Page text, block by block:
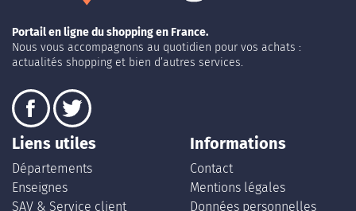
Portail en ligne du shopping en France.
Nous vous accompagnons au quotidien pour vos achats :
actualités shopping et bien d’autres services.
Liens utiles
Départements
Enseignes
SAV & Service client
Informations
Contact
Mentions légales
Données personnelles